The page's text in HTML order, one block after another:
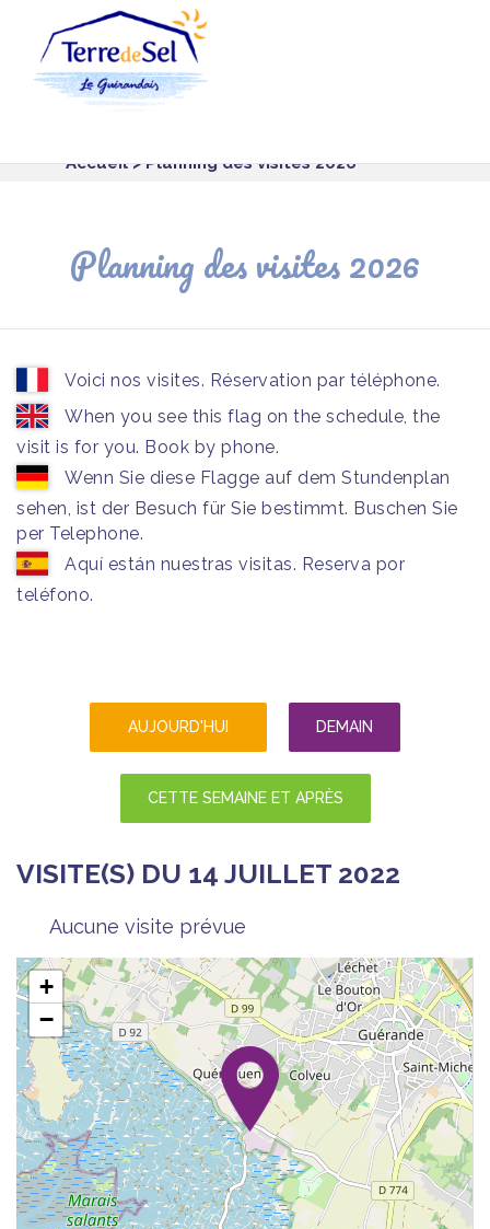
Accueil> Planning des visites 2026
Planning des visites 2026
Voici nos visites. Réservation par téléphone.
When you see this flag on the schedule, the
visit is for you. Book by phone.
Wenn Sie diese Flagge auf dem Stundenplan
sehen, ist der Besuch für Sie bestimmt. Buschen Sie
per Telephone.
Aquí están nuestras visitas. Reserva por
teléfono.
AUJOURD'HUI DEMAIN
CETTE SEMAINE ET APRÈS
VISITE(S) DU 14 JUILLET 2022
Aucune visite prévue
+
−
Panneau de gestion des cookies